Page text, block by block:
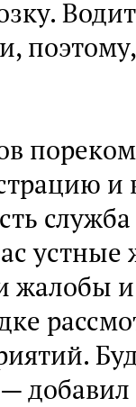
и
жалобы и